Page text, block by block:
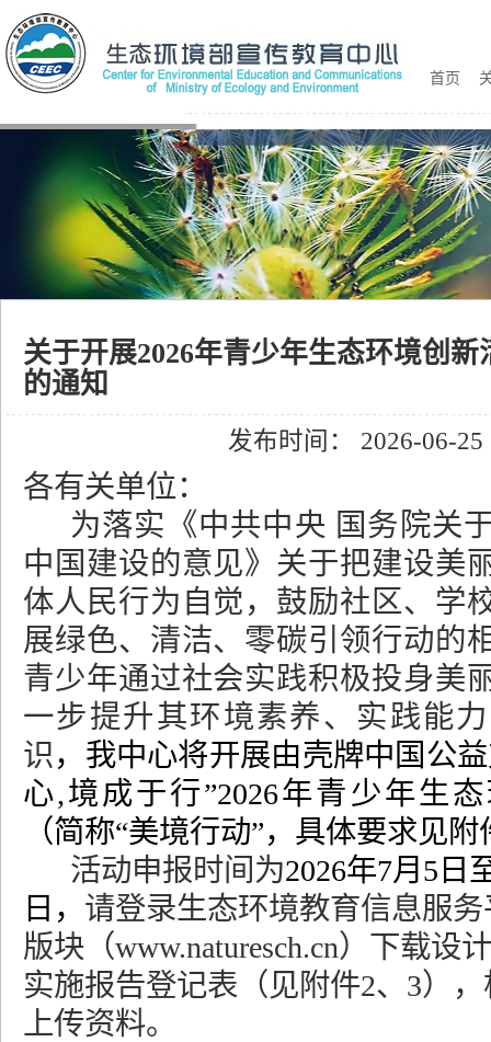
首页
关于开展2026年青少年生态环境创新
的通知
发布时间： 2026-06-25
各有关单位：
为落实《中共中央 国务院关
中国建设的意见》关于把建设美
体人民行为自觉，鼓励社区、学
展绿色、清洁、零碳引领行动的
青少年通过社会实践积极投身美
一步提升其环境素养、实践能
识，我中心将开展由壳牌中国公
心,境成于行”2026年青少年生
（简称“美境行动”，具体要求见附
活动申报时间为2026年7月 5 日
日， 请登录生态环境教育信息服
版块（www.naturesch.cn）下载设
实施报告登记表（见附件2、 3）
上传资料。